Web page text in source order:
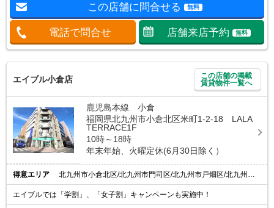
この店舗に問合せる 無料
電話で問合せ 店舗来店予約 無料
エイブル小倉店
この店舗の掲載
賃貸物件一覧へ
鹿児島本線 小倉
福岡県北九州市小倉北区米町1-2-18 LALA
TERRACE1F
10時～18時
年末年始、火曜定休(6月30日除く）
得意エリア 北九州市小倉北区/北九州市門司区/北九州市戸畑区/北九州市小倉南区/小倉駅
エイブルでは「学割」、「女子割」キャンペーンも実施中！